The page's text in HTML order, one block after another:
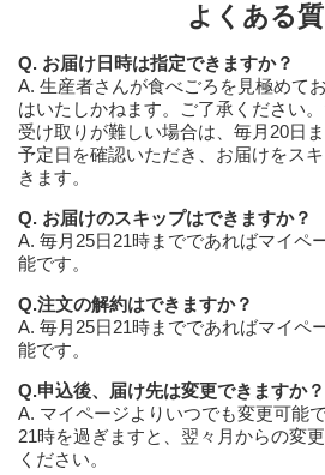
よくある
Q. お届け日時は指定できますか？
A. 生産者さんが食べごろを見極めて
はいたしかねます。ご了承ください
受け取りが難しい場合は、毎月20日
予定日を確認いただき、お届けをス
きます。
Q. お届けのスキップはできますか？
A. 毎月25日21時までであればマイペ
能です。
Q.注文の解約はできますか？
A. 毎月25日21時までであればマイペ
能です。
Q.申込後、届け先は変更できますか？
A. マイページよりいつでも変更可能
21時を過ぎますと、翌々月からの変
ください。